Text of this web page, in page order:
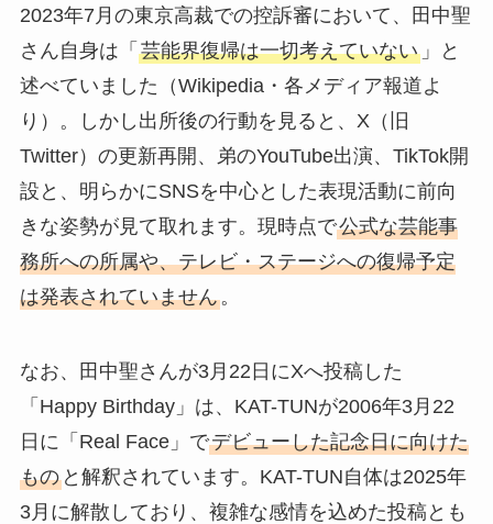
2023年7月の東京高裁での控訴審において、田中聖
さん自身は「 芸能界復帰は一切考えていない」と
述べていました（Wikipedia・各メディア報道よ
り）。しかし出所後の行動を見ると、X（旧
Twitter）の更新再開、弟のYouTube出演、TikTok開
設と、明らかにSNSを中心とした表現活動に前向
きな姿勢が見て取れます。現時点で公式な芸能事
務所への所属や、テレビ・ステージへの復帰予定
は発表されていません。
なお、田中聖さんが3月22日にXへ投稿した
「Happy Birthday」は、KAT-TUNが2006年3月22
日に「Real Face」でデビューした記念日に向けた
ものと解釈されています。KAT-TUN自体は2025年
3月に解散しており、複雑な感情を込めた投稿とも